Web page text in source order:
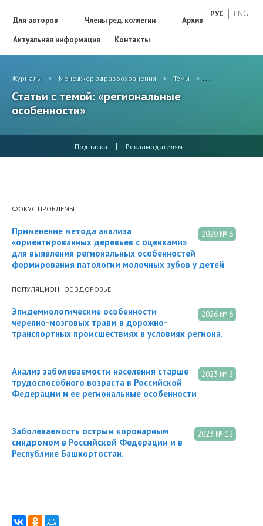
РУС ENG
Для авторов Члены ред. коллегии
Архив
Актуальная информация
Контакты
Журналы > Менеджер здравоохранения > Темы > региональные
Статьи с темой: «региональные
особенности»
Подписка | Рекламодателям
ФОКУС ПРОБЛЕМЫ
2020 № 6
Применение метода анализа
«ориентированных деревьев с оценками»
для выявления региональных особенностей
формирования патологии молочных зубов у детей
ПОПУЛЯЦИОННОЕ ЗДОРОВЬЕ
2026 № 6
Эпидемиологические особенности
черепно-мозговых травм в дорожно-
транспортных происшествиях в условиях региона.
2023 № 2
Анализ заболеваемости населения старше
трудоспособного возраста в Российской
Федерации и ее региональные особенности
2023 № 12
Заболеваемость острым коронарным
синдромом в Российской Федерации и в
Республике Башкортостан.